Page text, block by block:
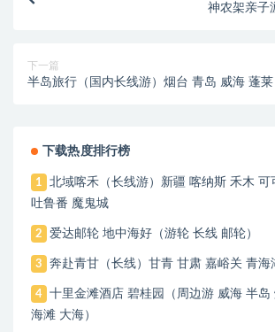
神农架亲子
下一篇
半岛旅行（国内长线游）烟台 青岛 威海 蓬莱
下载热度排行榜
1
北域喀禾（长线游）新疆 喀纳斯 禾木 可
吐鲁番 魔鬼城
2 爱达邮轮 地中海好（游轮 长线 邮轮）
3 奔赴青甘（长线）甘青 甘肃 嘉峪关 青海
4
十里金滩酒店 碧桂园（周边游 威海 半岛
海滩 大海）